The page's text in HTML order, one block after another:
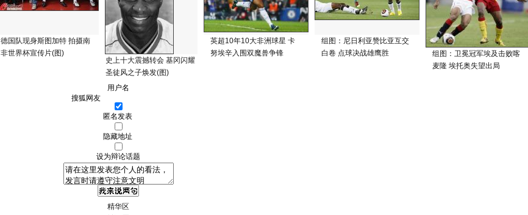
德国队现身斯图加特 拍摄南
非世界杯宣传片(图)
史上十大震撼转会 基冈闪耀
圣徒风之子焕发(图)
英超10年10大非洲球星 卡
努埃辛入围双魔兽争锋
组图：尼日利亚赞比亚互交
白卷 点球决战雄鹰胜
组图：卫冕冠军埃及击败喀
麦隆 埃托奥失望出局
用户名
匿名发表
隐藏地址
设为辩论话题
精华区